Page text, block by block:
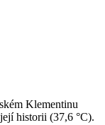
Klementinu
historii (37,6 °C).